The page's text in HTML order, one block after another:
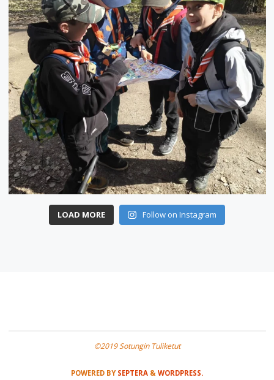
LOAD MORE Follow on Instagram
©2019 Sotungin Tuliketut
POWERED BYSEPTERA & WORDPRESS.